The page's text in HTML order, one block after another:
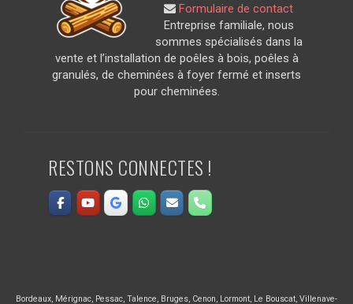
Formulaire de contact
Entreprise familiale, nous
sommes spécialisés dans la
vente et l’installation de poêles à bois, poêles à
granulés, de cheminées à foyer fermé et inserts
pour cheminées.
RESTONS CONNECTES !
Bordeaux, Mérignac, Pessac, Talence, Bruges, Cenon, Lormont, Le Bouscat, Villenave-